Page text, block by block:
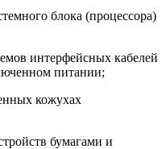
блока (процессора)
интерфейсных кабелей
питании;
кожухах
бумагами и